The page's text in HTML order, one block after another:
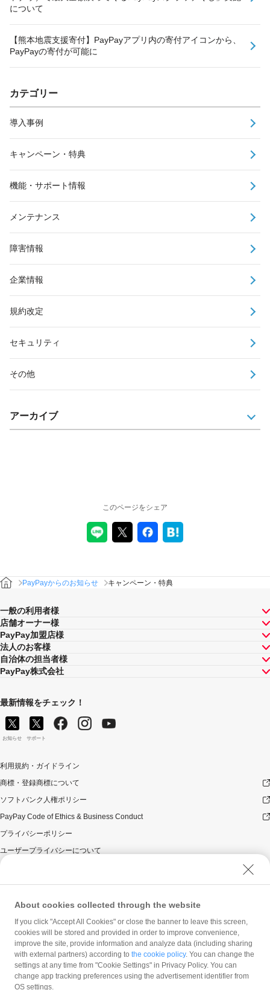
について
【熊本地震支援寄付】PayPayアプリ内の寄付アイコンから、
PayPayの寄付が可能に
カテゴリー
導入事例
キャンペーン・特典
機能・サポート情報
メンテナンス
障害情報
企業情報
規約改定
セキュリティ
その他
アーカイブ
このページをシェア
PayPayからのお知らせ キャンペーン・特典
一般の利用者様
店舗オーナー様
PayPay加盟店様
法人のお客様
自治体の担当者様
PayPay株式会社
最新情報をチェック！
お知らせ サポート
利用規約・ガイドライン
商標・登録商標について
ソフトバンク人権ポリシー
PayPay Code of Ethics & Business Conduct
プライバシーポリシー
ユーザープライバシーについて
ウェブサイト利用規約
反社会的勢力に対する方針
勧誘方針
マネロン等基本方針
カスタマーハラスメントに関する当社の考え方
About cookies collected through the website
If you click "Accept All Cookies" or close the banner to leave this screen,
cookies will be stored and provided in order to improve convenience,
improve the site, provide information and analyze data (including sharing
with external partners) according to the cookie policy. You can change the
settings at any time from "Cookie Settings" in Privacy Policy. You can
change app tracking preferences using the advertisement identifier from
OS settings.